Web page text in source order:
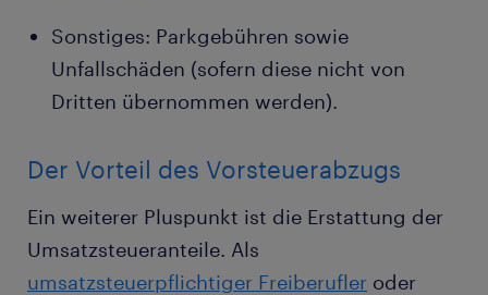
Sonstiges: Parkgebühren sowie
Unfallschäden (sofern diese nicht von
Dritten übernommen werden).
Der Vorteil des Vorsteuerabzugs
Ein weiterer Pluspunkt ist die Erstattung der
Umsatzsteueranteile. Als
umsatzsteuerpflichtiger Freiberufler oder